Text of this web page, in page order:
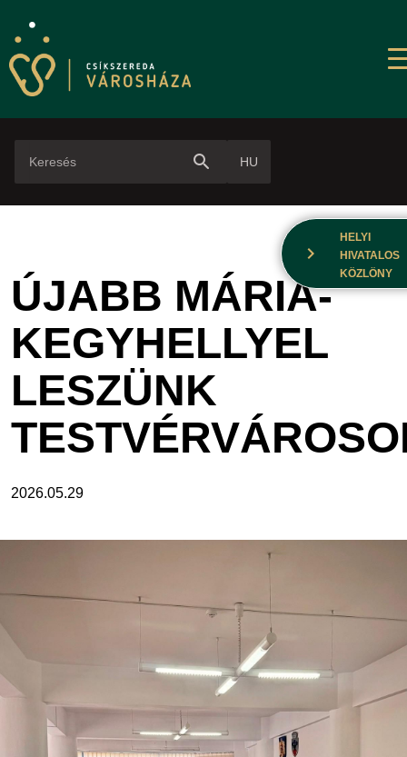
search HU
chevron_right
HELYI
HIVATALOS
KÖZLÖNY
ÚJABB MÁRIA-
KEGYHELLYEL
LESZÜNK
2026.05.29